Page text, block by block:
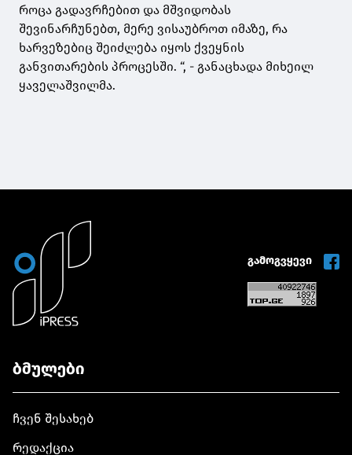
როცა გადავრჩებით და მშვიდობას
შევინარჩუნებთ, მერე ვისაუბროთ იმაზე, რა
ხარვეზებიც შეიძლება იყოს ქვეყნის
განვითარების პროცესში. “, - განაცხადა მიხეილ
ყაველაშვილმა.
გამოგვყევი
ბმულები
ჩვენ შესახებ
რედაქცია